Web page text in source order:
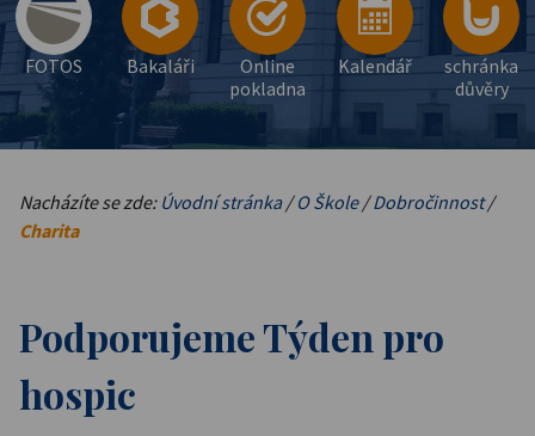
FOTOS Bakaláři
Online
pokladna
Kalendář
schránka
důvěry
Nacházíte se zde: Úvodní stránka/O Škole/Dobročinnost/
Charita
Podporujeme Týden pro
hospic